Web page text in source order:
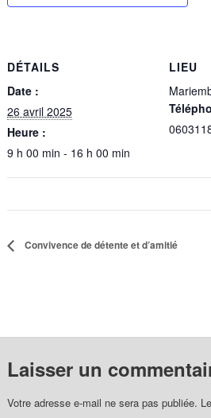
DÉTAILS
Date :
26 avril 2025
Heure :
9 h 00 min - 16 h 00 min
LIEU
Convivence de détente et d’amitié
Laisser un
Votre adresse e-mail ne sera pas publiée.